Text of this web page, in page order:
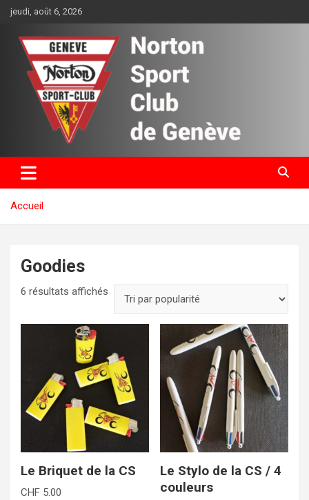
Aller
au
contenu
jeudi, août 6, 2026
Norton Sport Club de Genève
Accueil
Goodies
6 résultats affichés
Le Briquet de la CS
CHF 5.00
Le Stylo de la CS / 4
couleurs